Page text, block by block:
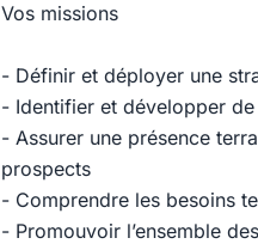
Vos missions
- Définir et déployer une
- Identifier et développer
- Assurer une présence
prospects
- Comprendre les besoins
- Promouvoir l’ensemble